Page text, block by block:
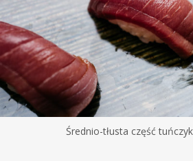
Średnio-tłusta część